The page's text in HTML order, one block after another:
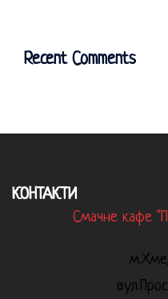
Recent Comments
КОНТАКТИ
Смачне кафе